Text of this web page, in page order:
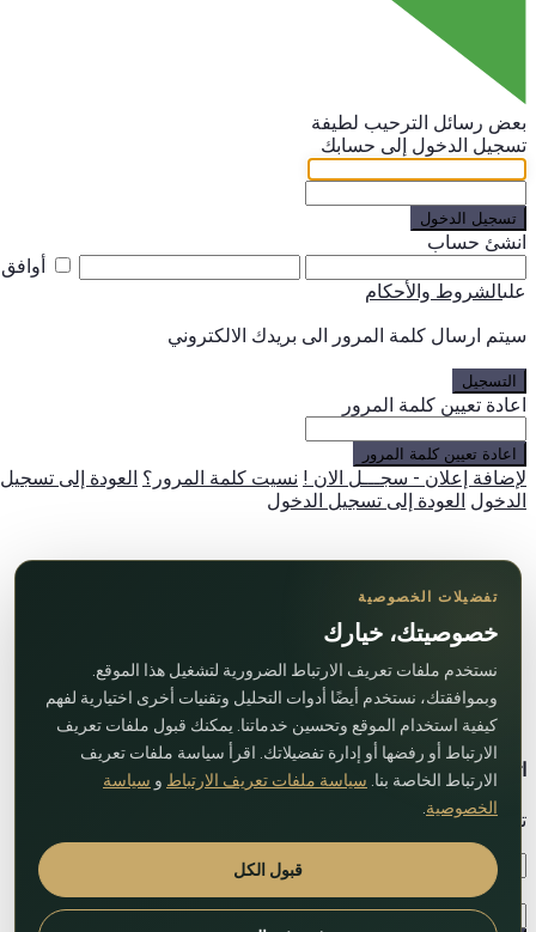
تفضيلات الخصوصية
خصوصيتك، خيارك
نستخدم ملفات تعريف الارتباط الضرورية لتشغيل هذا الموقع.
وبموافقتك، نستخدم أيضًا أدوات التحليل وتقنيات أخرى اختيارية لفهم
كيفية استخدام الموقع وتحسين خدماتنا. يمكنك قبول ملفات تعريف
الارتباط أو رفضها أو إدارة تفضيلاتك. اقرأ سياسة ملفات تعريف
الارتباط الخاصة بنا. سياسة ملفات تعريف الارتباط و سياسة
الخصوصية
قبول الكل
بعض رسائل الترحيب لطيفة
تسجيل الدخول إلى حسابك
تسجيل الدخول
انشئ حساب
أوافق
علىالشروط والأحكام
سيتم ارسال كلمة المرور الى بريدك الالكتروني
التسجيل
اعادة تعيين كلمة المرور
اعادة تعيين كلمة المرور
لإضافة إعلان - سجـــل الان ! نسيت كلمة المرور؟ العودة إلى تسجيل
الدخول العودة إلى تسجيل الدخول
اتصل بنا
تواصل معنا عبر النموذج التالي!